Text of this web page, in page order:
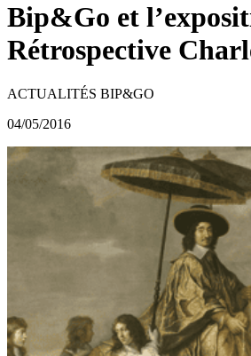
Bip&Go et
Rétrospective
ACTUALITÉS BIP&GO
04/05/2016